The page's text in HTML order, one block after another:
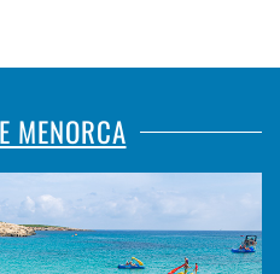
MENORCA